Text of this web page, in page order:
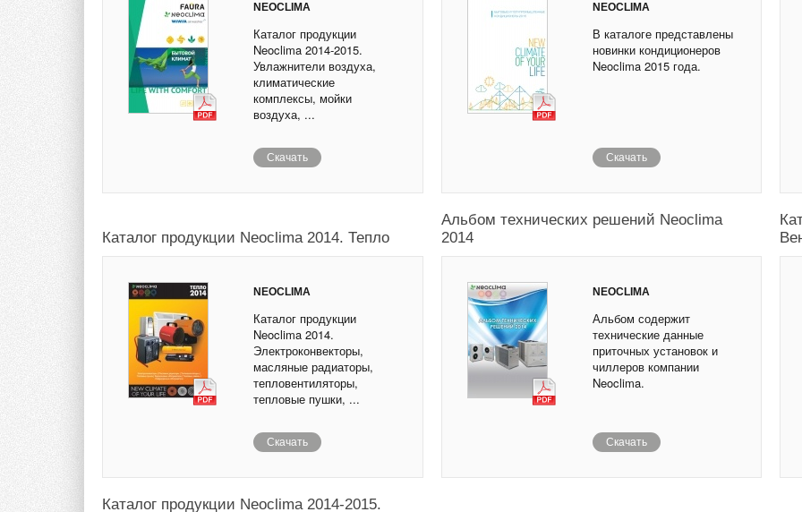
NEOCLIMA
Каталог продукции
Neoclima 2014-2015.
Увлажнители воздуха,
климатические
комплексы, мойки
воздуха, ...
Скачать
NEOCLIMA
В каталоге представлены
новинки кондиционеров
Neoclima 2015 года.
Скачать
Каталог продукции Neoclima 2014. Тепло
NEOCLIMA
Каталог продукции
Neoclima 2014.
Электроконвекторы,
масляные радиаторы,
тепловентиляторы,
тепловые пушки, ...
Скачать
Альбом технических решений Neoclima
2014
NEOCLIMA
Альбом содержит
технические данные
приточных установок и
чиллеров компании
Neoclima.
Скачать
Каталог продукции Neoclima 2014-2015.